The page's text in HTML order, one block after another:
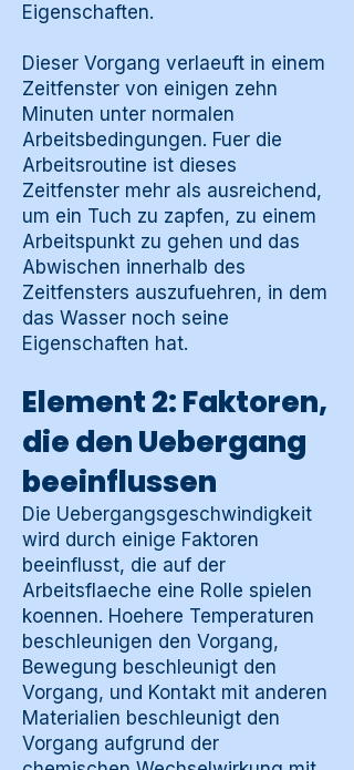
Eigenschaften.
Dieser Vorgang verlaeuft in einem
Zeitfenster von einigen zehn
Minuten unter normalen
Arbeitsbedingungen. Fuer die
Arbeitsroutine ist dieses
Zeitfenster mehr als ausreichend,
um ein Tuch zu zapfen, zu einem
Arbeitspunkt zu gehen und das
Abwischen innerhalb des
Zeitfensters auszufuehren, in dem
das Wasser noch seine
Eigenschaften hat.
Element 2: Faktoren,
die den Uebergang
beeinflussen
Die Uebergangsgeschwindigkeit
wird durch einige Faktoren
beeinflusst, die auf der
Arbeitsflaeche eine Rolle spielen
koennen. Hoehere Temperaturen
beschleunigen den Vorgang,
Bewegung beschleunigt den
Vorgang, und Kontakt mit anderen
Materialien beschleunigt den
Vorgang aufgrund der